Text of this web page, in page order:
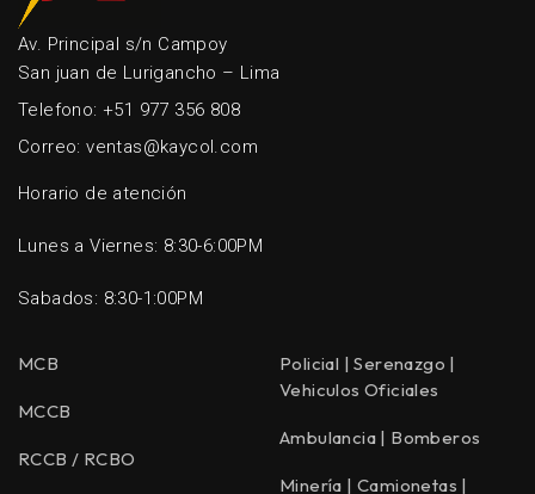
Av. Principal s/n Campoy
San juan de Lurigancho – Lima
Telefono: +51 977 356 808
Correo: ventas@kaycol.com
Horario de atención
Lunes a Viernes: 8:30-6:00PM
Sabados: 8:30-1:00PM
MCB
MCCB
RCCB / RCBO
Policial | Serenazgo |
Vehiculos Oficiales
Ambulancia | Bomberos
Minería | Camionetas |